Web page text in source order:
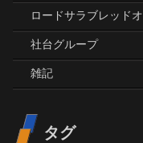
ロードサラブレッド
社台グループ
雑記
タグ